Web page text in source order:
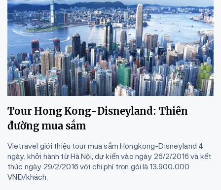
Tour Hong Kong-Disneyland: Thiên
đường mua sắm
Vietravel giới thiệu tour mua sắm Hongkong-Disneyland 4
ngày, khởi hành từ Hà Nội, dự kiến vào ngày 26/2/2016 và kết
thúc ngày 29/2/2016 với chi phí trọn gói là 13.900.000
VNĐ/khách.